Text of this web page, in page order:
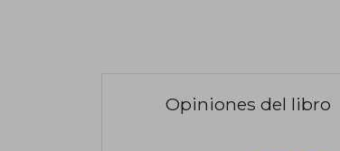
Opiniones del libro